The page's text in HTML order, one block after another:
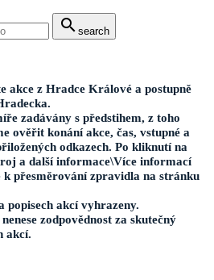
search search
akce z Hradce Králové a postupně
zadávány s předstihem, z toho
ověřit konání akce, čas, vstupné a
odkazech. Po kliknutí na
a další informace\Více informací
k přesměrování zpravidla na stránku
popisech akcí vyhrazeny.
zodpovědnost za skutečný
akcí.